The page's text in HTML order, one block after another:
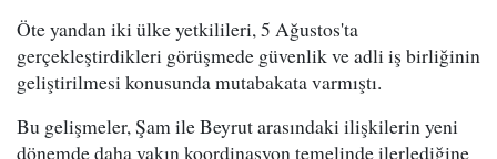
Öte yandan iki ülke yetkilileri, 5 Ağustos'ta
gerçekleştirdikleri görüşmede güvenlik ve adli iş birliğinin
geliştirilmesi konusunda mutabakata varmıştı.
Bu gelişmeler, Şam ile Beyrut arasındaki ilişkilerin yeni
dönemde daha yakın koordinasyon temelinde ilerlediğine